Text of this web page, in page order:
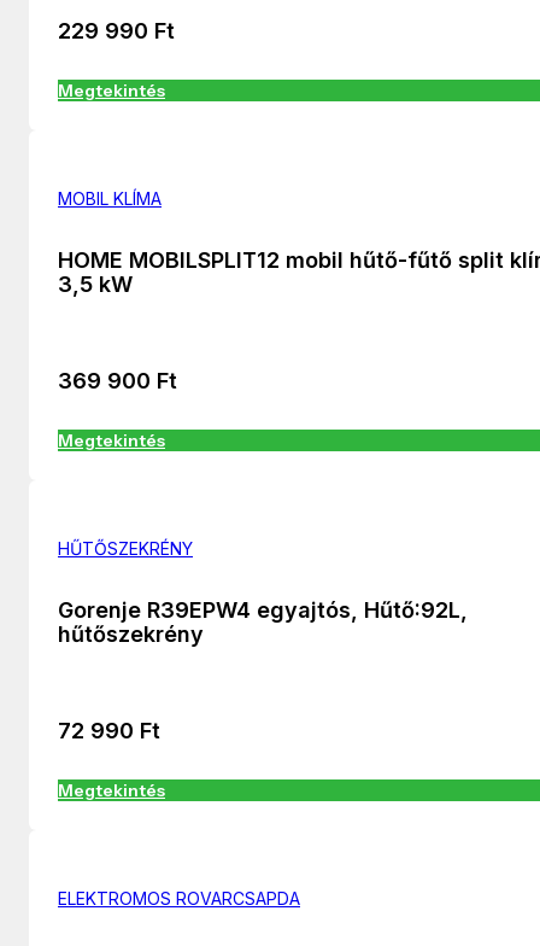
229 990 Ft
Megtekintés
MOBIL KLÍMA
HOME MOBILSPLIT12 mobil hűtő-fűtő split
3,5 kW
369 900 Ft
Megtekintés
HŰTŐSZEKRÉNY
Gorenje R39EPW4 egyajtós, Hűtő:92L,
hűtőszekrény
72 990 Ft
Megtekintés
ELEKTROMOS ROVARCSAPDA